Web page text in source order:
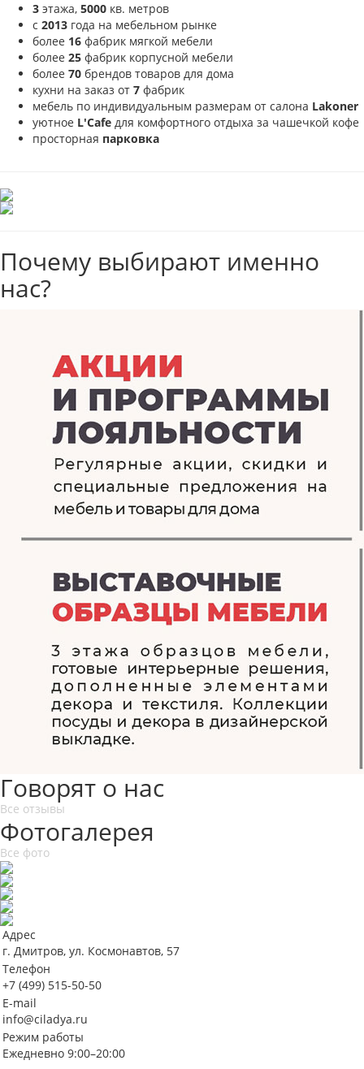
3 этажа, 5000 кв. метров
с 2013 года на мебельном рынке
более 16 фабрик мягкой мебели
более 25 фабрик корпусной мебели
более 70 брендов товаров для дома
кухни на заказ от 7 фабрик
мебель по индивидуальным размерам от салона Lakoner
уютное L'Cafe для комфортного отдыха за чашечкой кофе
просторная парковка
Почему выбирают именно
нас?
Говорят о нас
Все отзывы
Фотогалерея
Все фото
Адрес
г. Дмитров, ул. Космонавтов, 57
Телефон
+7 (499) 515-50-50
E-mail
info@ciladya.ru
Режим работы
Ежедневно 9:00–20:00